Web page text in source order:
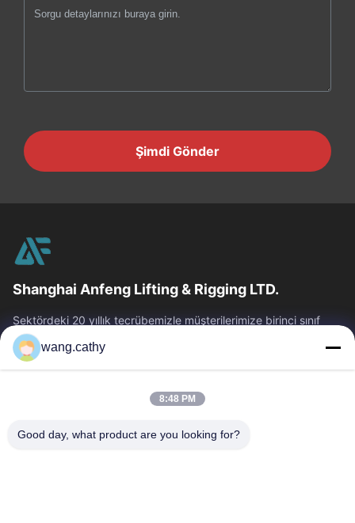
Şimdi Gönder
Shanghai Anfeng Lifting & Rigging LTD.
Sektördeki 20 yıllık tecrübemizle müşterilerimize birinci sınıf
kaldırma ve arma ürünleri ve özel tasarım kaldırma çözümleri
sunuyoruz.
Hızlı Bağlantılar
Ürün:% S
Videolar
Hakkımızda
wang.cathy
8:48 PM
Good day, what product are you looking for?